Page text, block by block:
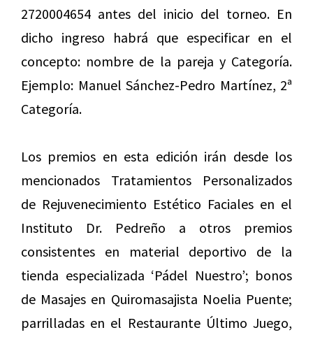
2720004654 antes del inicio del torneo. En
dicho ingreso habrá que especificar en el
concepto: nombre de la pareja y Categoría.
Ejemplo: Manuel Sánchez-Pedro Martínez, 2ª
Categoría.
Los premios en esta edición irán desde los
mencionados Tratamientos Personalizados
de Rejuvenecimiento Estético Faciales en el
Instituto Dr. Pedreño a otros premios
consistentes en material deportivo de la
tienda especializada ‘Pádel Nuestro’; bonos
de Masajes en Quiromasajista Noelia Puente;
parrilladas en el Restaurante Último Juego,